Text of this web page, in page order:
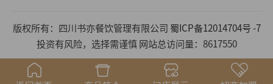
版权所有：四川书亦餐饮管理有限公司 蜀ICP备12014704号 -7
投资有风险，选择需谨慎 网站总访问量：8617550